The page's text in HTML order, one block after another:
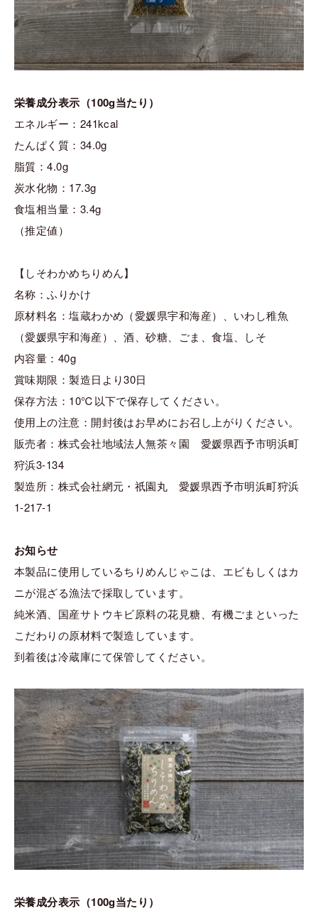
栄養成分表示（100g当たり）
エネルギー：241kcal
たんぱく質：34.0g
脂質：4.0g
炭水化物：17.3g
食塩相当量：3.4g
（推定値）
【しそわかめちりめん】
名称：ふりかけ
原材料名：塩蔵わかめ（愛媛県宇和海産）、いわし稚魚
（愛媛県宇和海産）、酒、砂糖、ごま、食塩、しそ
内容量：40g
賞味期限：製造日より30日
保存方法：10℃以下で保存してください。
使用上の注意：開封後はお早めにお召し上がりください。
販売者：株式会社地域法人無茶々園 愛媛県西予市明浜町
狩浜3-134
製造所：株式会社網元・祇園丸 愛媛県西予市明浜町狩浜
1-217-1
お知らせ
本製品に使用しているちりめんじゃこは、エビもしくはカ
ニが混ざる漁法で採取しています。
純米酒、国産サトウキビ原料の花見糖、有機ごまといった
こだわりの原材料で製造しています。
到着後は冷蔵庫にて保管してください。
栄養成分表示（100g当たり）